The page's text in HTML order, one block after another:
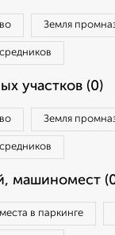
Земля
участков (0)
Земля
машиномест
в паркинге